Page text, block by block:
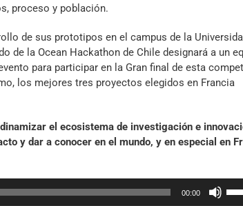
proceso y población.
de sus prototipos en el campus de la
de la Ocean Hackathon de Chile designará a un
para participar en la Gran final de esta
los mejores tres proyectos elegidos en Francia
el ecosistema de investigación e
y dar a conocer en el mundo, y en especial en
00:00